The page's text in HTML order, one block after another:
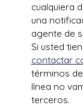
cualquiera
una
agente de
Si usted
contactar
términos
línea no
terceros.